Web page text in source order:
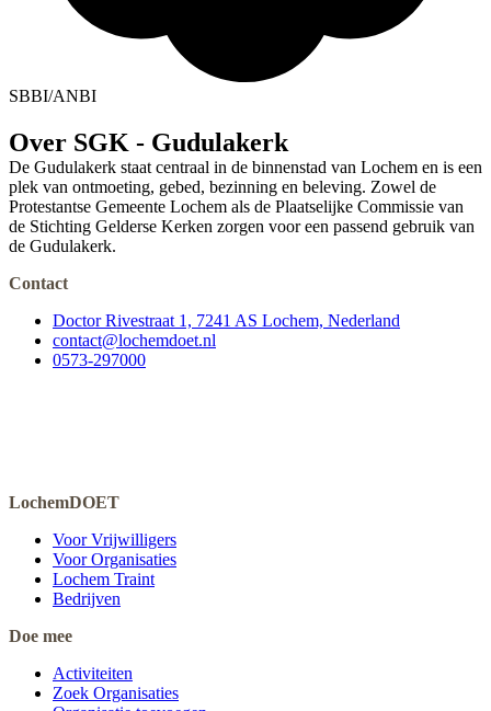
SBBI/ANBI
Over SGK - Gudulakerk
De Gudulakerk staat centraal in de binnenstad van Lochem en is een
plek van ontmoeting, gebed, bezinning en beleving. Zowel de
Protestantse Gemeente Lochem als de Plaatselijke Commissie van
de Stichting Gelderse Kerken zorgen voor een passend gebruik van
de Gudulakerk.
Contact
Doctor Rivestraat 1, 7241 AS Lochem, Nederland
contact@lochemdoet.nl
0573-297000
LochemDOET
Voor Vrijwilligers
Voor Organisaties
Lochem Traint
Bedrijven
Doe mee
Activiteiten
Zoek Organisaties